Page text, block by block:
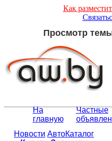
Как
Просмотр
На
главную
Частные
Новости АвтоКаталог